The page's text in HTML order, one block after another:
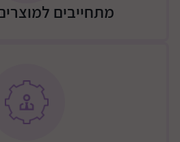
וקואורדינציה, תוך יצירת
משקל נשיאה מקסימאלי 36 ק"ג
מתחייבים